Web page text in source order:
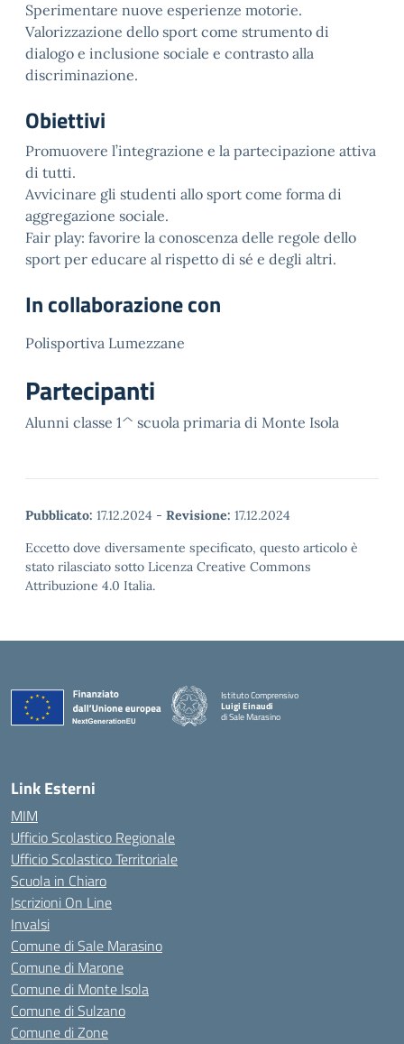
Sperimentare nuove esperienze motorie.
Valorizzazione dello sport come strumento di
dialogo e inclusione sociale e contrasto alla
discriminazione.
Obiettivi
Promuovere l’integrazione e la partecipazione attiva
di tutti.
Avvicinare gli studenti allo sport come forma di
aggregazione sociale.
Fair play: favorire la conoscenza delle regole dello
sport per educare al rispetto di sé e degli altri.
In collaborazione con
Polisportiva Lumezzane
Partecipanti
Alunni classe 1^ scuola primaria di Monte Isola
Pubblicato: 17.12.2024 - Revisione: 17.12.2024
Eccetto dove diversamente specificato, questo articolo è
stato rilasciato sotto Licenza Creative Commons
Attribuzione 4.0 Italia.
Istituto Comprensivo
Luigi Einaudi
di Sale Marasino
Link Esterni
MIM
Ufficio Scolastico Regionale
Ufficio Scolastico Territoriale
Scuola in Chiaro
Iscrizioni On Line
Invalsi
Comune di Sale Marasino
Comune di Marone
Comune di Monte Isola
Comune di Sulzano
Comune di Zone